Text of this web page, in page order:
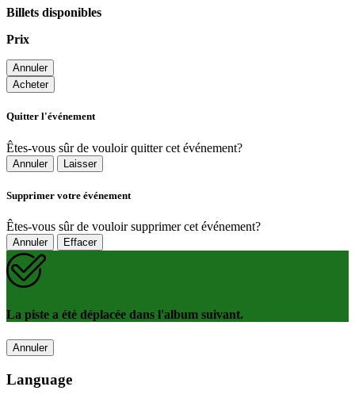
Billets disponibles
Prix
Annuler
Acheter
Quitter l'événement
Êtes-vous sûr de vouloir quitter cet événement?
Annuler Laisser
Supprimer votre événement
Êtes-vous sûr de vouloir supprimer cet événement?
Annuler Effacer
La piste a été déplacée dans l'album suivant.
Annuler
Language